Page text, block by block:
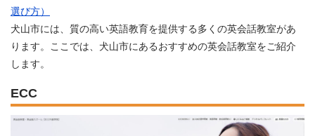
選び方）
犬山市には、質の高い英語教育を提供する多くの英会話教室があ
ります。ここでは、犬山市にあるおすすめの英会話教室をご紹介
します。
ECC